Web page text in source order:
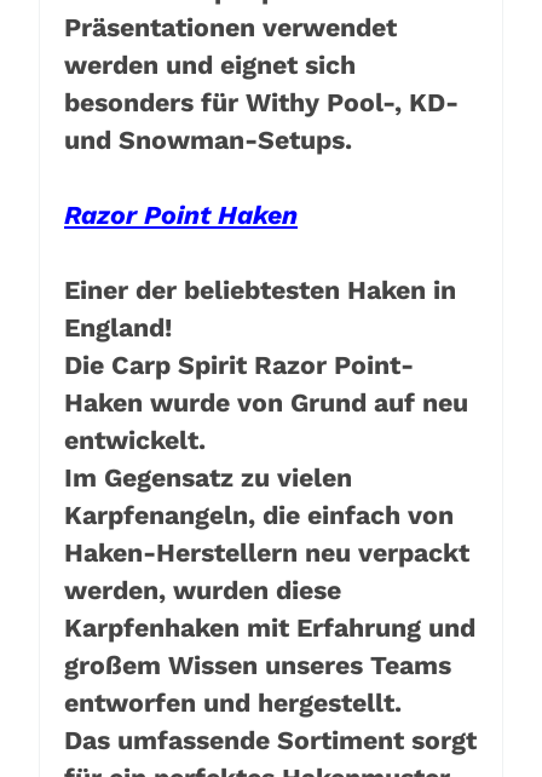
Präsentationen verwendet
werden und eignet sich
besonders für Withy Pool-, KD-
und Snowman-Setups.
Razor Point Haken
Einer der beliebtesten Haken in
England!
Die Carp Spirit Razor Point-
Haken wurde von Grund auf neu
entwickelt.
Im Gegensatz zu vielen
Karpfenangeln, die einfach von
Haken-Herstellern neu verpackt
werden, wurden diese
Karpfenhaken mit Erfahrung und
großem Wissen unseres Teams
entworfen und hergestellt.
Das umfassende Sortiment sorgt